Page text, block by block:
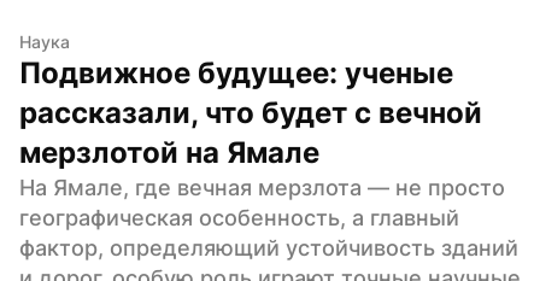
Наука
Подвижное будущее: ученые
рассказали, что будет с вечной
мерзлотой на Ямале
На Ямале, где вечная мерзлота — не просто
географическая особенность, а главный
фактор, определяющий устойчивость зданий